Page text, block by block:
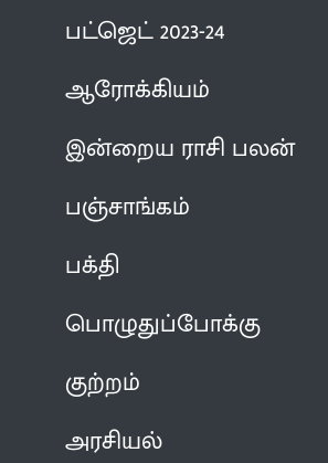
பட்ஜெட் 2023-24
ஆரோக்கியம்
இன்றைய ராசி பலன்
பஞ்சாங்கம்
பக்தி
பொழுதுப்போக்கு
குற்றம்
அரசியல்